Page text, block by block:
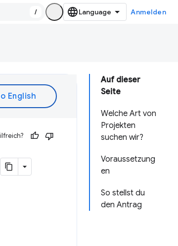
/ Anmelden
Auf dieser
Seite
Welche Art von
Projekten
suchen wir?
Voraussetzung
en
So stellst du
den Antrag